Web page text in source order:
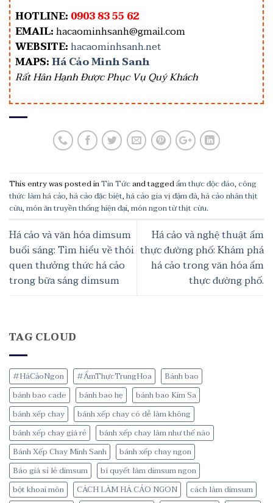
TAG CLOUD
#HáCảoNgon #ẨmThựcTrungHoa
Bánh bao
bánh bao cade
bánh bao hẹ
bánh bao Kim Sa
bánh xếp chay
bánh xếp chay có dễ làm không
bánh xếp chay giá rẻ
bánh xếp chay làm như thế nào
Bánh Xếp Chay Minh Sanh
bánh xếp chay ngon
Báo giá sỉ lẻ dimsum
bí quyết làm dimsum ngon
bột khoai môn
CÁCH LÀM HÁ CẢO NGON
cách làm dimsum
HOTLINE: 0903 83 55 62
EMAIL:hacaominhsanh@gmail.com
WEBSITE:hacaominhsanh.net
MAPS:Há Cảo Minh Sanh
Rất Hân Hạnh Được Phục Vụ Quý Khách
This entry was posted inTin Tứcand taggedẩm thực độc đáo,công
thức làm há cảo,há cảo đặc biệt,há cảo gia vị đậm đà,há cảo nhân thịt
cừu,món ăn truyền thống hiện đại,món ngon từ thịt cừu.
Há cảo và văn hóa dimsum
buổi sáng: Tìm hiểu về thói
quen thưởng thức há cảo
trong bữa sáng dimsum
Há cảo và nghệ thuật ẩm
thực đường phố: Khám phá
há cảo trong văn hóa ẩm
thực đường phố.